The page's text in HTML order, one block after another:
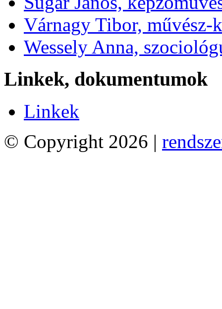
Várnagy Tibor, művész-
Wessely Anna,
Linkek, dokumentumok
Linkek
© Copyright 2026 |